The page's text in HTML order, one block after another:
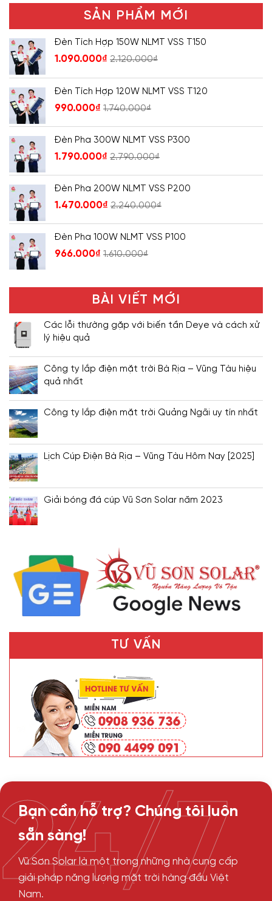
SẢN PHẨM MỚI
Đèn Tích Hợp 150W NLMT VSS T150
1.090.000₫ 2.120.000₫
Đèn Tích Hợp 120W NLMT VSS T120
990.000₫ 1.740.000₫
Đèn Pha 300W NLMT VSS P300
1.790.000₫ 2.790.000₫
Đèn Pha 200W NLMT VSS P200
1.470.000₫ 2.240.000₫
Đèn Pha 100W NLMT VSS P100
966.000₫ 1.610.000₫
BÀI VIẾT MỚI
Các lỗi thường gặp với biến tần Deye và cách xử
lý hiệu quả
Công ty lắp điện mặt trời Bà Rịa – Vũng Tàu hiệu
quả nhất
Công ty lắp điện mặt trời Quảng Ngãi uy tín nhất
Lịch Cúp Điện Bà Rịa – Vũng Tàu Hôm Nay [2025]
Giải bóng đá cúp Vũ Sơn Solar năm 2023
TƯ VẤN
Bạn cần hỗ trợ? Chúng tôi luôn
sẵn sàng!
Vũ Sơn Solar là một trong những nhà cung cấp
giải pháp năng lượng mặt trời hàng đầu Việt
Nam.
24/7